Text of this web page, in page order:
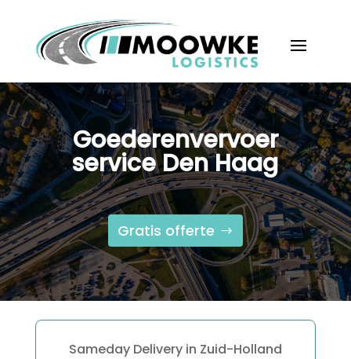
Goederenvervoer
service Den Haag
Gratis offerte
Sameday Delivery in Zuid-Holland